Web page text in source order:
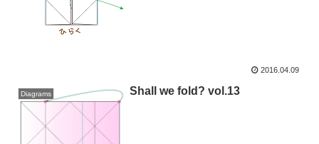
2016.04.09
Diagrams Shall we fold? vol.13